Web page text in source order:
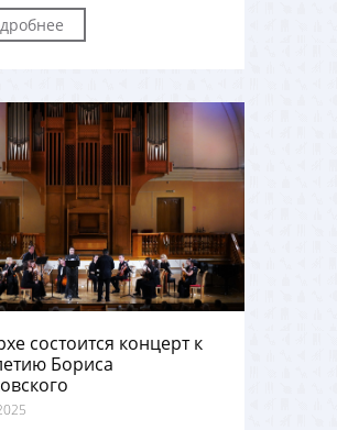
состоится концерт к
Бориса